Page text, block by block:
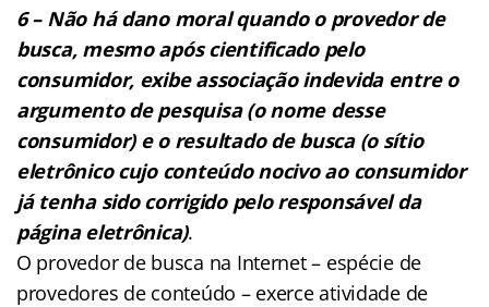
6 – Não há dano moral quando o provedor de
busca, mesmo após cientificado pelo
consumidor, exibe associação indevida entre o
argumento de pesquisa (o nome desse
consumidor) e o resultado de busca (o sítio
eletrônico cujo conteúdo nocivo ao consumidor
já tenha sido corrigido pelo responsável da
página eletrônica).
O provedor de busca na Internet – espécie de
provedores de conteúdo – exerce atividade de